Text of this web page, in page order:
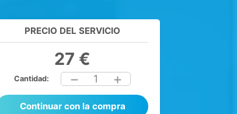
PRECIO DEL SERVICIO
27 €
Cantidad: 1
Continuar con la compra